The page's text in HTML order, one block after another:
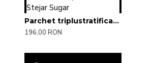
Parchet triplustratificat Stejar Sugar
196,00 RON